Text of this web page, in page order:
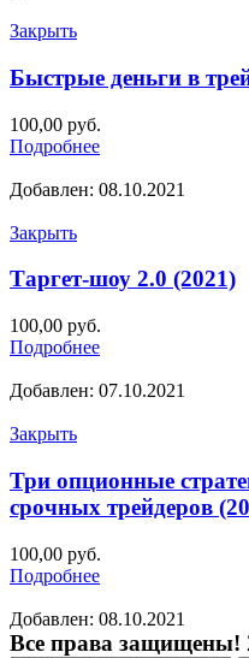
Закрыть
Быстрые деньги в
100,00 руб.
Подробнее
Добавлен: 08.10.2021
Закрыть
Таргет-шоу 2.0 (2021)
100,00 руб.
Подробнее
Добавлен: 07.10.2021
Закрыть
Три опционные
срочных трейдеров
100,00 руб.
Подробнее
Добавлен: 08.10.2021
Все права защищены!